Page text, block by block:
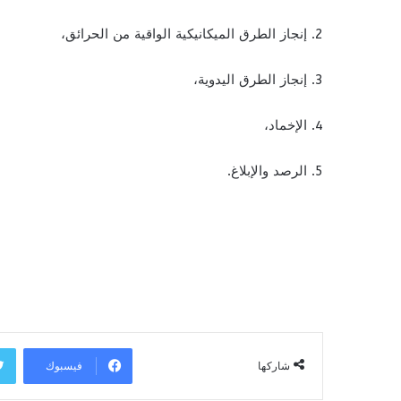
2. إنجاز الطرق الميكانيكية الواقية من الحرائق،
3. إنجاز الطرق اليدوية،
4. الإخماد،
5. الرصد والإبلاغ.
شاركها فيسبوك